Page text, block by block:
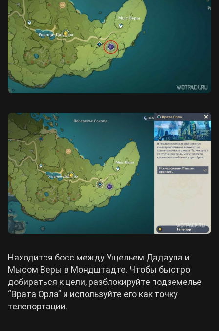
Находится босс между Ущельем Дадаупа и
Мысом Веры в Мондштадте. Чтобы быстро
добираться к цели, разблокируйте подземелье
“Врата Орла” и используйте его как точку
телепортации.